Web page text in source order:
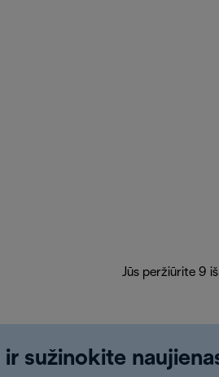
Jūs peržiūrite 9
sužinokite